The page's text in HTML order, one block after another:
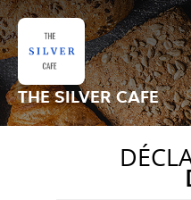
THE SILVER CAFE